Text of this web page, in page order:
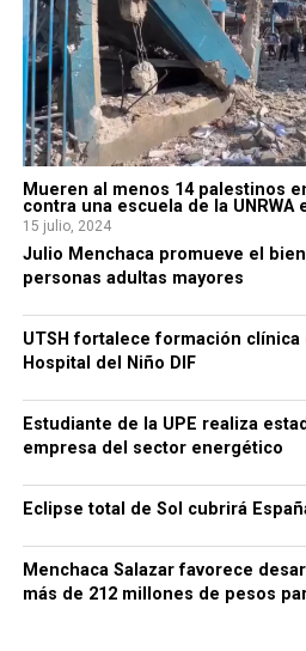
Mueren al menos 14 palestinos
contra una escuela de la UNRWA
15 julio, 2024
Julio Menchaca promueve el
personas adultas mayores
UTSH fortalece formación clínica
Hospital del Niño DIF
Estudiante de la UPE realiza
empresa del sector energético
Eclipse total de Sol cubrirá
Menchaca Salazar favorece
más de 212 millones de pesos